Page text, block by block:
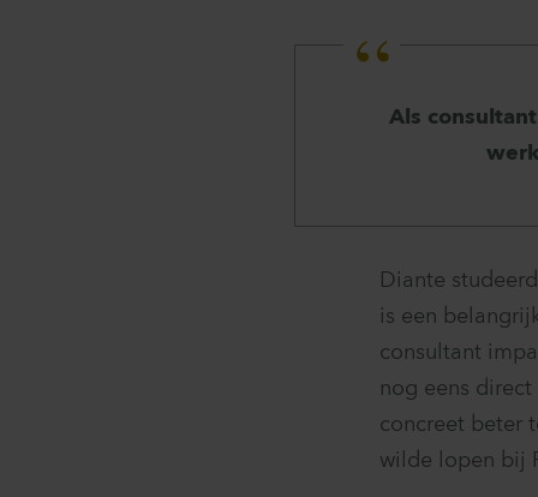
Als
Diante
is een
consultant
nog eens
concreet beter
wilde lopen bij